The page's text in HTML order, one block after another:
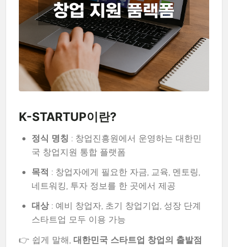
K-STARTUP이란?
정식 명칭 : 창업진흥원에서 운영하는 대한민
국 창업지원 통합 플랫폼
목적 : 창업자에게 필요한 자금, 교육, 멘토링,
네트워킹, 투자 정보를 한 곳에서 제공
대상: 예비 창업자, 초기 창업기업, 성장 단계
스타트업 모두 이용 가능
👉 쉽게 말해, 대한민국 스타트업 창업의 출발점